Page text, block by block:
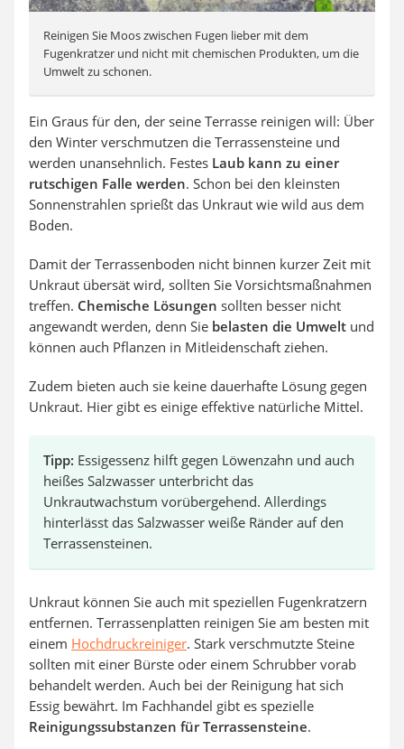
Reinigen Sie Moos zwischen Fugen lieber mit dem
Fugenkratzer und nicht mit chemischen Produkten, um die
Umwelt zu schonen.
Ein Graus für den, der seine Terrasse reinigen will: Über
den Winter verschmutzen die Terrassensteine und
werden unansehnlich. Festes Laub kann zu einer
rutschigen Falle werden. Schon bei den kleinsten
Sonnenstrahlen sprießt das Unkraut wie wild aus dem
Boden.
Damit der Terrassenboden nicht binnen kurzer Zeit mit
Unkraut übersät wird, sollten Sie Vorsichtsmaßnahmen
treffen. Chemische Lösungen sollten besser nicht
angewandt werden, denn Sie belasten die Umwelt und
können auch Pflanzen in Mitleidenschaft ziehen.
Zudem bieten auch sie keine dauerhafte Lösung gegen
Unkraut. Hier gibt es einige effektive natürliche Mittel.
Tipp: Essigessenz hilft gegen Löwenzahn und auch
heißes Salzwasser unterbricht das
Unkrautwachstum vorübergehend. Allerdings
hinterlässt das Salzwasser weiße Ränder auf den
Terrassensteinen.
Unkraut können Sie auch mit speziellen Fugenkratzern
entfernen. Terrassenplatten reinigen Sie am besten mit
einem Hochdruckreiniger. Stark verschmutzte Steine
sollten mit einer Bürste oder einem Schrubber vorab
behandelt werden. Auch bei der Reinigung hat sich
Essig bewährt. Im Fachhandel gibt es spezielle
Reinigungssubstanzen für Terrassensteine.